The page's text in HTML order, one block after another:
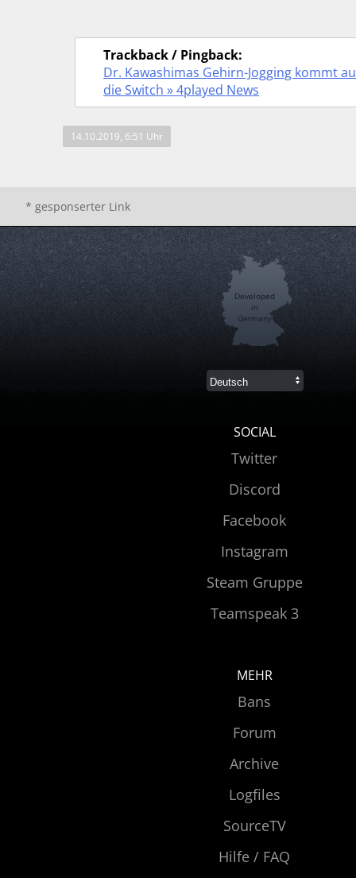
Trackback / Pingback:
Dr. Kawashimas Gehirn-Jogging kommt
die Switch » 4played News
14.10.2019, 6:51 Uhr
* gesponserter Link
Developed
in
Germany
SOCIAL
Twitter
Discord
Facebook
Instagram
Steam Gruppe
Teamspeak 3
MEHR
Bans
Forum
Archive
Logfiles
SourceTV
Hilfe / FAQ